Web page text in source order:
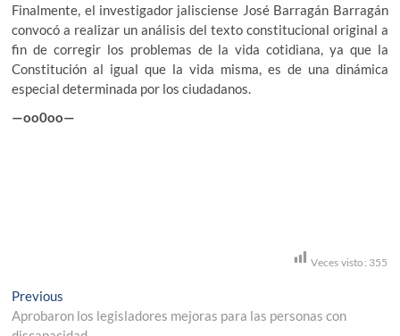
Finalmente, el investigador jalisciense José Barragán Barragán
convocó a realizar un análisis del texto constitucional original a
fin de corregir los problemas de la vida cotidiana, ya que la
Constitución al igual que la vida misma, es de una dinámica
especial determinada por los ciudadanos.
—oo0oo—
Veces visto: 355
Navegación
de
Previous
post:
Aprobaron los legisladores mejoras para las personas con